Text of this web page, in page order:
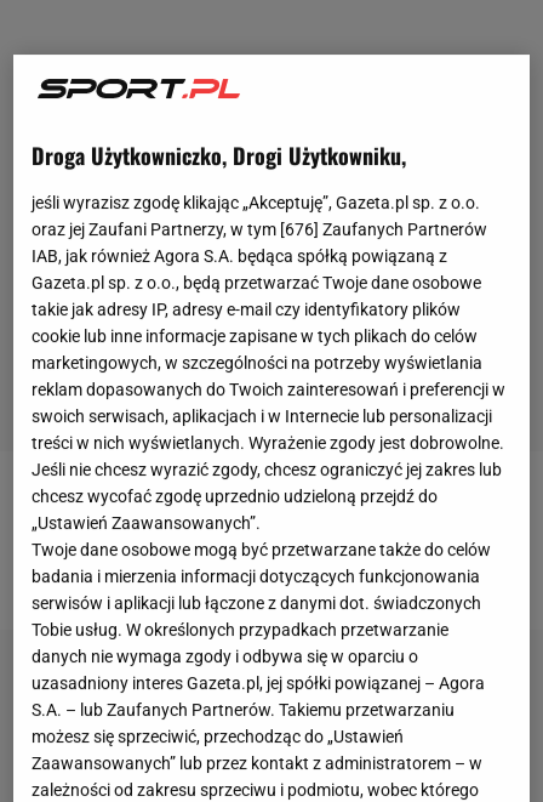
Zimowy PŚ rozpocznie się 17 i 18 listopada na
skoczni im.Adama Małysza. Rozegrany zostanie
tam konkurs drużynowy oraz indywidualny.
Droga Użytkowniczko, Drogi Użytkowniku,
jeśli wyrazisz zgodę klikając „Akceptuję”, Gazeta.pl sp. z o.o.
oraz jej Zaufani Partnerzy, w tym [676] Zaufanych Partnerów
IAB, jak również Agora S.A. będąca spółką powiązaną z
Gazeta.pl sp. z o.o., będą przetwarzać Twoje dane osobowe
takie jak adresy IP, adresy e-mail czy identyfikatory plików
cookie lub inne informacje zapisane w tych plikach do celów
marketingowych, w szczególności na potrzeby wyświetlania
reklam dopasowanych do Twoich zainteresowań i preferencji w
swoich serwisach, aplikacjach i w Internecie lub personalizacji
treści w nich wyświetlanych. Wyrażenie zgody jest dobrowolne.
Jeśli nie chcesz wyrazić zgody, chcesz ograniczyć jej zakres lub
chcesz wycofać zgodę uprzednio udzieloną przejdź do
„Ustawień Zaawansowanych”.
Twoje dane osobowe mogą być przetwarzane także do celów
badania i mierzenia informacji dotyczących funkcjonowania
serwisów i aplikacji lub łączone z danymi dot. świadczonych
Tobie usług. W określonych przypadkach przetwarzanie
danych nie wymaga zgody i odbywa się w oparciu o
uzasadniony interes Gazeta.pl, jej spółki powiązanej – Agora
S.A. – lub Zaufanych Partnerów. Takiemu przetwarzaniu
możesz się sprzeciwić, przechodząc do „Ustawień
Zaawansowanych” lub przez kontakt z administratorem – w
zależności od zakresu sprzeciwu i podmiotu, wobec którego